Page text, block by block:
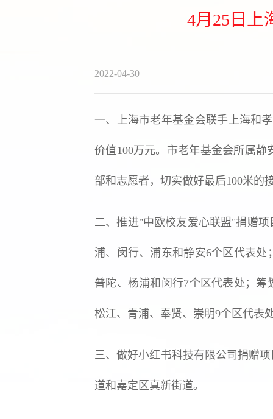
4月25日上
2022-04-30
一、上海市老年基金会联手上海和
价值100万元。市老年基金会所属
部和志愿者，切实做好最后100米的
二、推进"中欧校友爱心联盟"捐赠
浦、闵行、浦东和静安6个区代表
普陀、杨浦和闵行7个区代表处；
松江、青浦、奉贤、崇明9个区代表
三、做好小红书科技有限公司捐赠
道和嘉定区真新街道。